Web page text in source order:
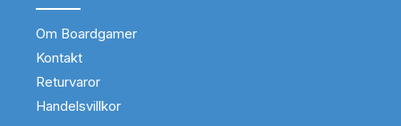
Om Boardgamer
Kontakt
Returvaror
Handelsvillkor